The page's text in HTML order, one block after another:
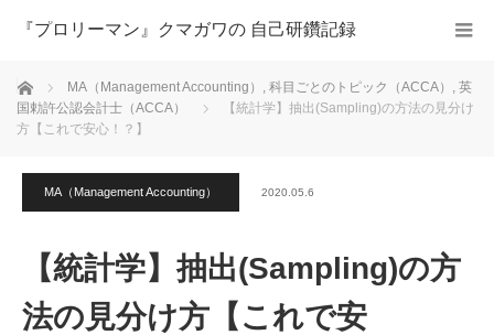
『プロリーマン』クマガワの 自己研鑽記録
ホーム MA（Management Accounting） , 科目ごとのトピック（ACCA） , 英
国勅許公認会計士（ACCA）
【統計学】抽出(Sampling)の方法の見分け
方【これで安心！？】
MA（Management Accounting） 2020.05.6
【統計学】抽出(Sampling)の方
法の見分け方【これで安